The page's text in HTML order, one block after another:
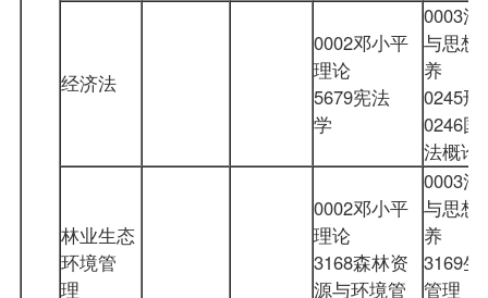
经济法
0002邓小平
理论
5679宪法
学
0003法
与思想
养
0245刑
0246国
法概
林业生态
环境管
理
0002邓小平
理论
3168森林资
源与环境管
0003法
与思想
养
3169生
管理